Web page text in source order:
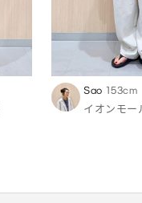
Sao 153cm
イオンモー